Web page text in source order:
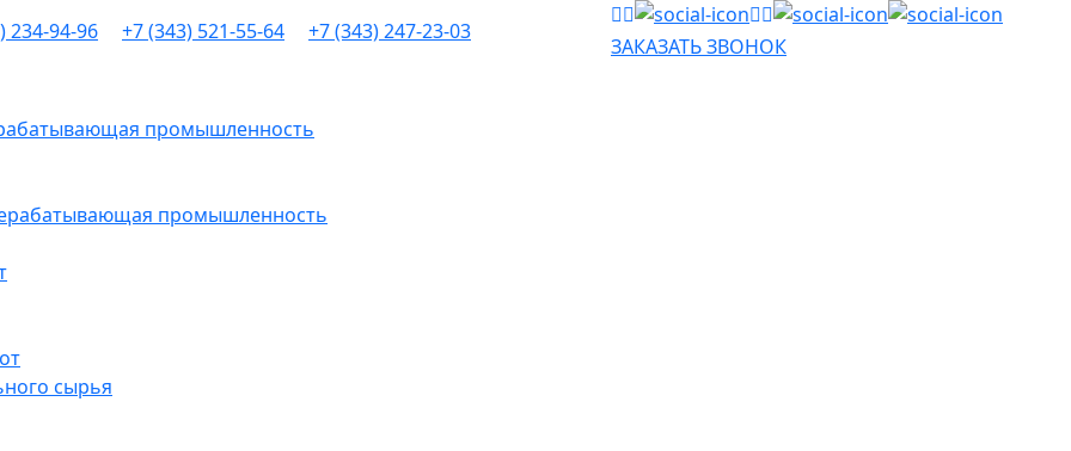
промышленность
сырья
234-94-96 +7 (343) 521-55-64 +7 (343) 247-23-03
ЗАКАЗАТЬ ЗВОНОК
промышленность